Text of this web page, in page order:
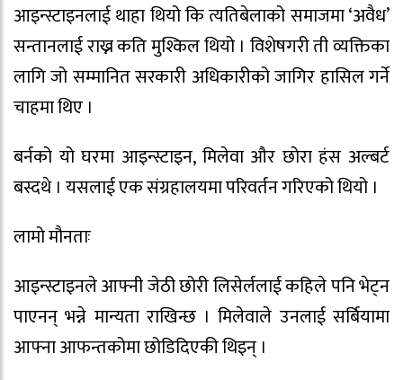
आइन्स्टाइनलाई थाहा थियो कि त्यतिबेलाको समाजमा ‘अवैध’
सन्तानलाई राख्न कति मुश्किल थियो । विशेषगरी ती व्यक्तिका
लागि जो सम्मानित सरकारी अधिकारीको जागिर हासिल गर्ने
चाहमा थिए ।
बर्नको यो घरमा आइन्स्टाइन, मिलेवा और छोरा हंस अल्बर्ट
बस्दथे । यसलाई एक संग्रहालयमा परिवर्तन गरिएको थियो ।
लामो मौनताः
आइन्स्टाइनले आफ्नी जेठी छोरी लिसेर्ललाई कहिले पनि भेट्न
पाएनन् भन्ने मान्यता राखिन्छ । मिलेवाले उनलाई सर्बियामा
आफ्ना आफन्तकोमा छोडिदिएकी थिइन् ।